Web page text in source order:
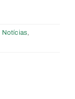
Notícias,